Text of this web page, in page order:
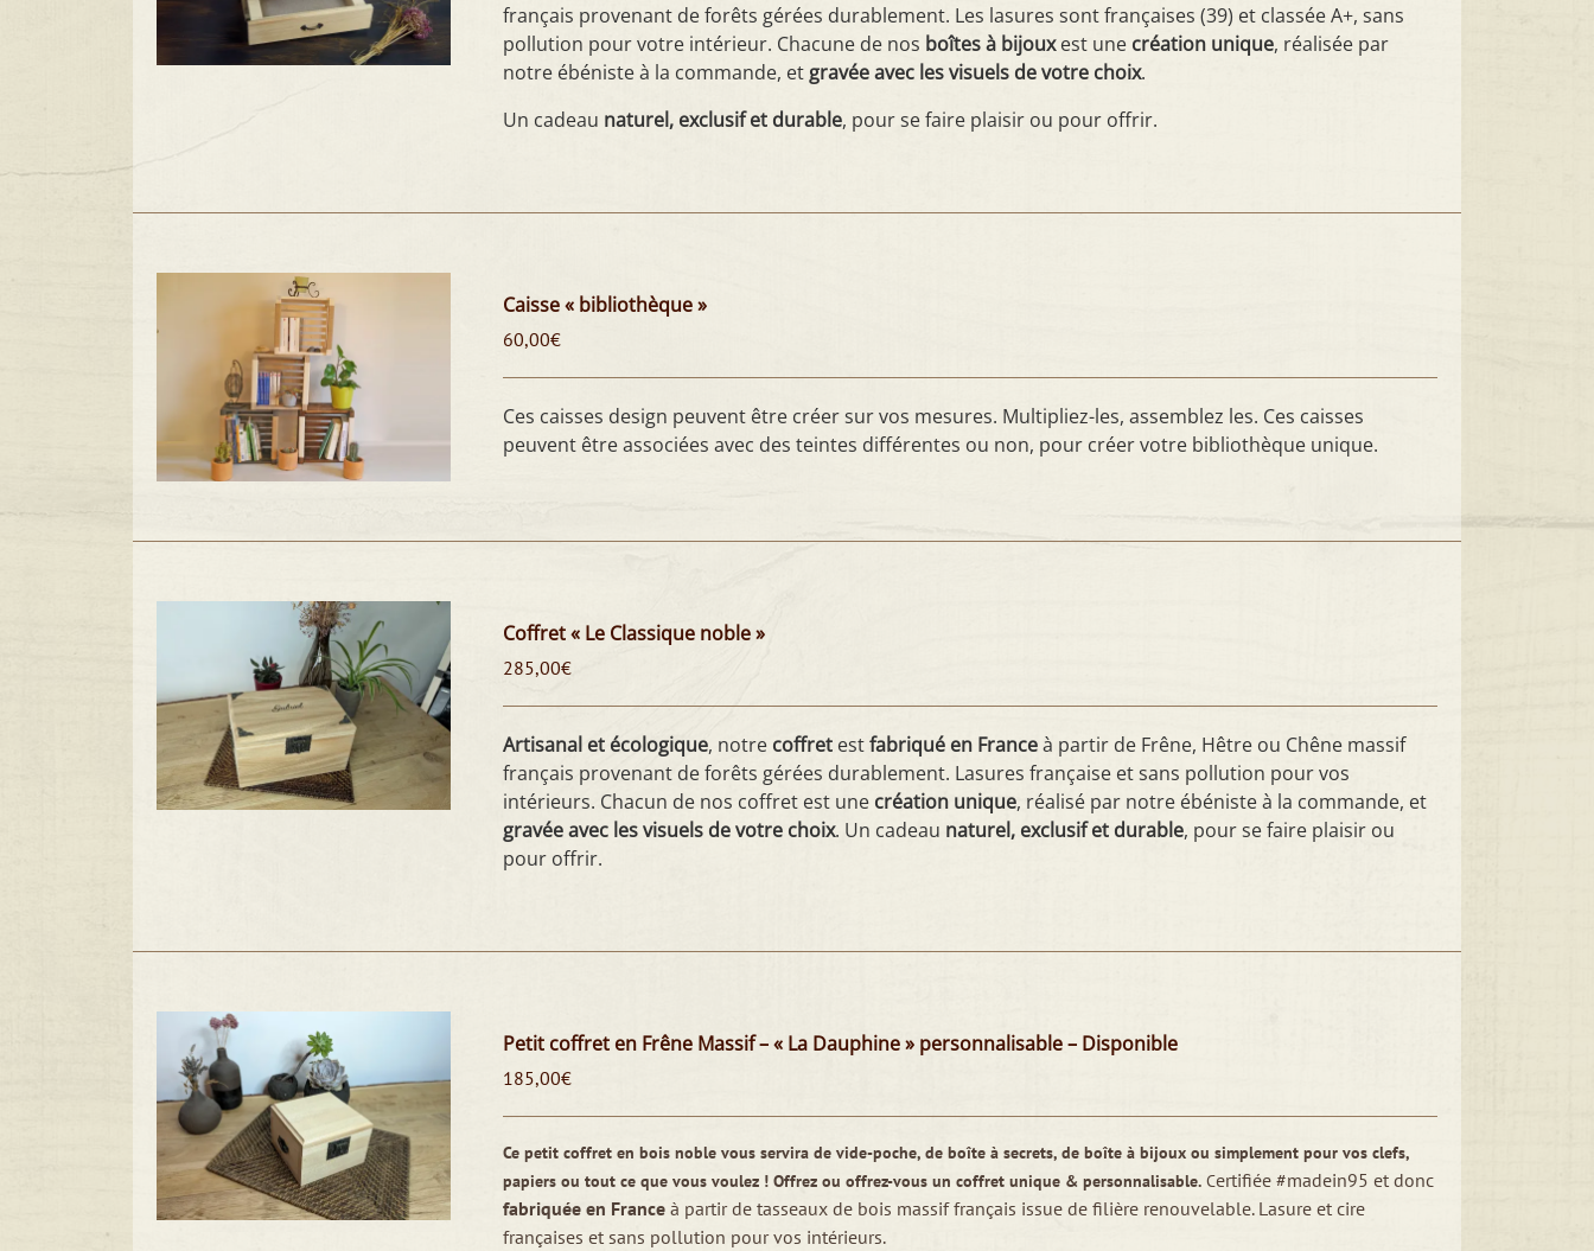
français provenant de forêts gérées durablement. Les lasures sont françaises (39) et classée A+, sans
pollution pour votre intérieur. Chacune de nos boîtes à bijouxest une création unique, réalisée par
notre ébéniste à la commande, et gravée avec les visuels de votre choix.
Un cadeau naturel, exclusif et durable, pour se faire plaisir ou pour offrir.
Caisse « bibliothèque »
60,00€
Ces caisses design peuvent être créer sur vos mesures. Multipliez-les, assemblez les. Ces caisses
peuvent être associées avec des teintes différentes ou non, pour créer votre bibliothèque unique.
Coffret « Le Classique noble »
285,00€
Artisanal et écologique, notre coffret estfabriqué en Franceà partir de Frêne, Hêtre ou Chêne massif
français provenant de forêts gérées durablement. Lasures française et sans pollution pour vos
intérieurs. Chacun de nos coffret est une création unique, réalisé par notre ébéniste à la commande, et
gravée avec les visuels de votre choix. Un cadeau naturel, exclusif et durable, pour se faire plaisir ou
pour offrir.
Petit coffret en Frêne Massif – « La Dauphine » personnalisable – Disponible
185,00€
Ce petit coffret en bois noble vous servira de vide-poche, de boîte à secrets, de boîte à bijoux ou simplement pour vos clefs,
papiers ou tout ce que vous voulez ! Offrez ou offrez-vous un coffret unique & personnalisable.Certifiée #madein95 et donc
fabriquée en Franceà partir de tasseaux de bois massif français issue de filière renouvelable. Lasure et cire
françaises et sans pollution pour vos intérieurs.